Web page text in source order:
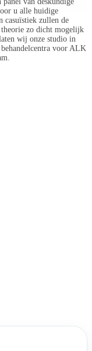
u alle huidige
casuïstiek zullen de
theorie zo dicht mogelijk
wij onze studio in
voor ALK